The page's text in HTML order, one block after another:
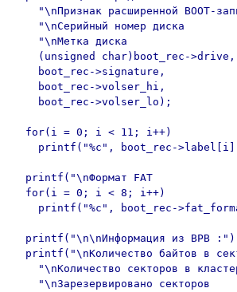
"\nПризнак расширенной BOOT-
"\nСерийный номер диска
"\nМетка диска
    (unsigned char)boot_rec->drive,
    boot_rec->signature,
    boot_rec->volser_hi,
    boot_rec->volser_lo);
  for(i = 0; i < 11; i++)
printf("%c", boot_rec-
printf("\nФормат FAT
  for(i = 0; i < 8; i++)
printf("%c", boot_rec-
printf("\n\nИнформация из BPB
printf("\nКоличество байтов в
"\nКоличество секторов в
"\nЗарезервировано секторов